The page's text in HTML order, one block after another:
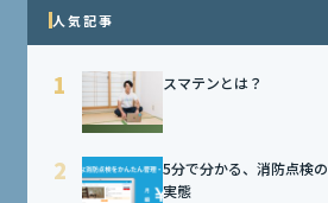
人気記事
1 スマテンとは？
2
5分で分かる、消防点検の
実態